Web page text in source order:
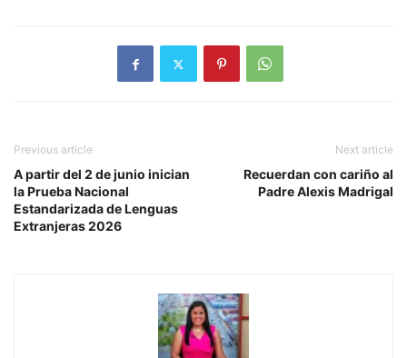
Previous article
A partir del 2 de junio inician
la Prueba Nacional
Estandarizada de Lenguas
Extranjeras 2026
Next article
Recuerdan con cariño al
Padre Alexis Madrigal